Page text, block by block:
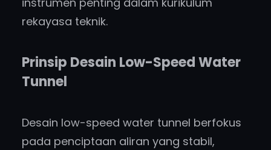
rekayasa teknik.
Prinsip Desain Low-Speed Water
Tunnel
Desain low-speed water tunnel berfokus
pada penciptaan aliran yang stabil,